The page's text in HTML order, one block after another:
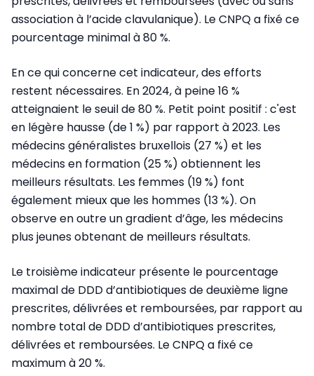
association à l’acide clavulanique). Le CNPQ a fixé ce
pourcentage minimal à 80 %.
En ce qui concerne cet indicateur, des efforts
restent nécessaires. En 2024, à peine 16 %
atteignaient le seuil de 80 %. Petit point positif : c'est
en légère hausse (de 1 %) par rapport à 2023. Les
médecins généralistes bruxellois (27 %) et les
médecins en formation (25 %) obtiennent les
meilleurs résultats. Les femmes (19 %) font
également mieux que les hommes (13 %). On
observe en outre un gradient d’âge, les médecins
plus jeunes obtenant de meilleurs résultats.
Le troisième indicateur présente le pourcentage
maximal de DDD d’antibiotiques de deuxième ligne
prescrites, délivrées et remboursées, par rapport au
nombre total de DDD d’antibiotiques prescrites,
délivrées et remboursées. Le CNPQ a fixé ce
maximum à 20 %.